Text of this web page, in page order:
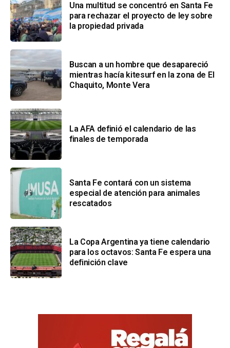
Una multitud se concentró en Santa Fe
para rechazar el proyecto de ley sobre
la propiedad privada
Buscan a un hombre que desapareció
mientras hacía kitesurf en la zona de El
Chaquito, Monte Vera
La AFA definió el calendario de las
finales de temporada
Santa Fe contará con un sistema
especial de atención para animales
rescatados
La Copa Argentina ya tiene calendario
para los octavos: Santa Fe espera una
definición clave